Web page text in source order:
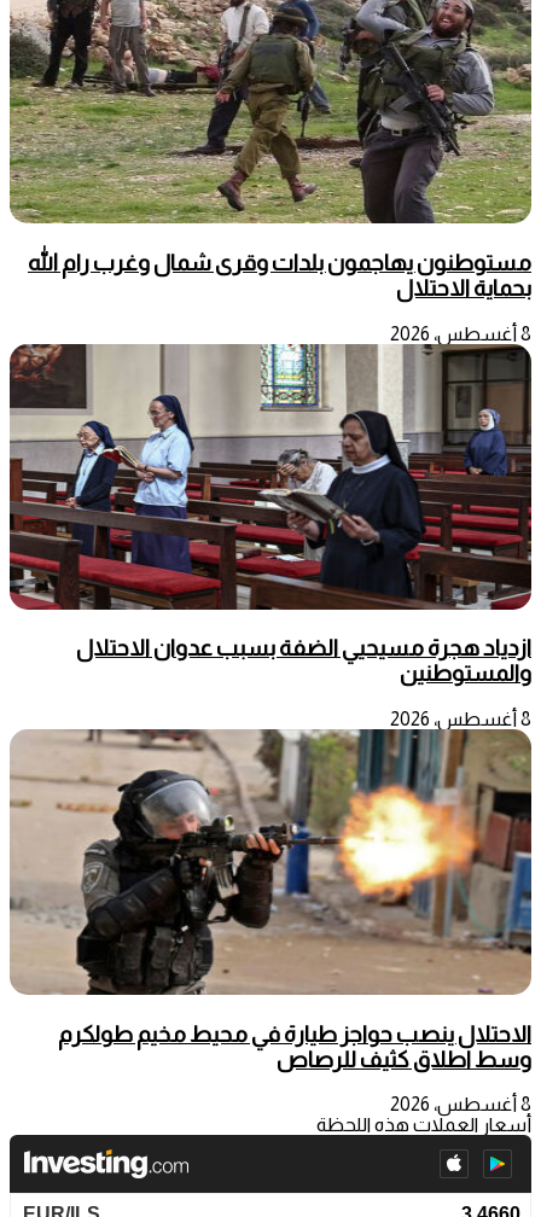
مستوطنون يهاجمون بلدات وقرى شمال وغرب رام الله
بحماية الاحتلال
8 أغسطس، 2026
ازدياد هجرة مسيحيي الضفة بسبب عدوان الاحتلال
والمستوطنين
8 أغسطس، 2026
الاحتلال ينصب حواجز طيارة في محيط مخيم طولكرم
وسط اطلاق كثيف للرصاص
8 أغسطس، 2026
أسعار العملات هذه اللحظة